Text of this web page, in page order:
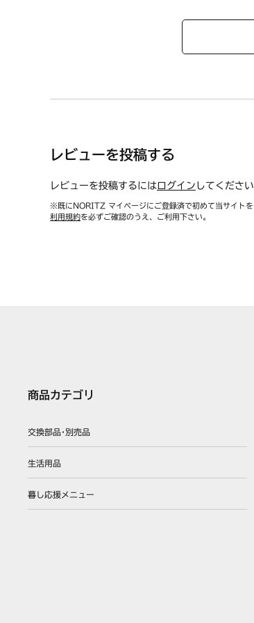
レビューを投稿する
レビューを投稿するには ログイン してください
※既にNORITZ マイページにご登録済で初めて当サイトを
利用規約を必ずご確認のうえ、ご利用下さい。
商品カテゴリ
交換部品･別売品
生活用品
暮し応援メニュー